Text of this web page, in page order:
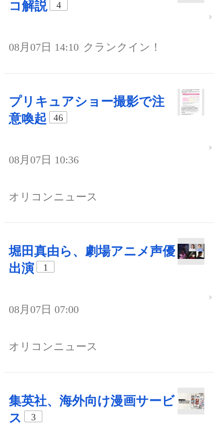
コ解説 4
08月07日 14:10 クランクイン！
プリキュアショー撮影で注
意喚起
46
08月07日 10:36
オリコンニュース
堀田真由ら、劇場アニメ声優
出演
1
08月07日 07:00
オリコンニュース
集英社、海外向け漫画サービ
ス
3